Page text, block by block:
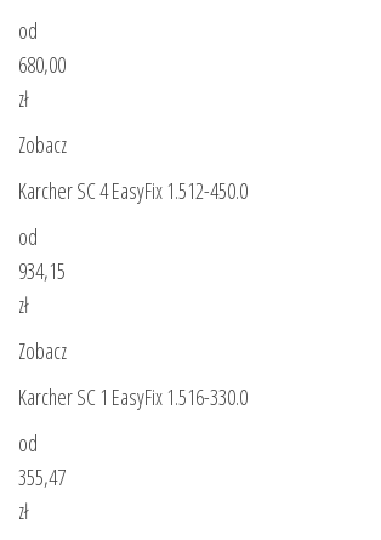
od
680,00
zł
Zobacz
Karcher SC 4 EasyFix 1.512-450.0
od
934,15
zł
Zobacz
Karcher SC 1 EasyFix 1.516-330.0
od
355,47
zł